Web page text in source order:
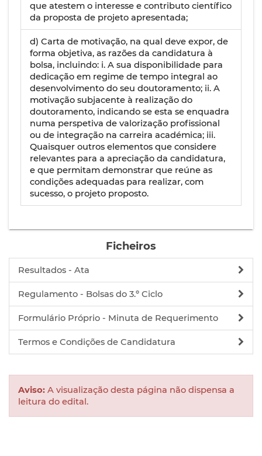
que atestem o interesse e contributo científico
da proposta de projeto apresentada;
d) Carta de motivação, na qual deve expor, de
forma objetiva, as razões da candidatura à
bolsa, incluindo: i. A sua disponibilidade para
dedicação em regime de tempo integral ao
desenvolvimento do seu doutoramento; ii. A
motivação subjacente à realização do
doutoramento, indicando se esta se enquadra
numa perspetiva de valorização profissional
ou de integração na carreira académica; iii.
Quaisquer outros elementos que considere
relevantes para a apreciação da candidatura,
e que permitam demonstrar que reúne as
condições adequadas para realizar, com
sucesso, o projeto proposto.
Ficheiros
Resultados - Ata
Regulamento - Bolsas do 3.º Ciclo
Formulário Próprio - Minuta de Requerimento
Termos e Condições de Candidatura
Aviso: A visualização desta página não dispensa a
leitura do edital.